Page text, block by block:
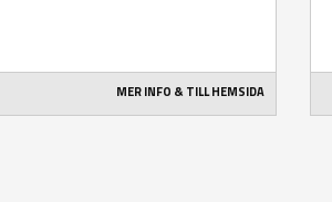
MER INFO & TILL HEMSIDA